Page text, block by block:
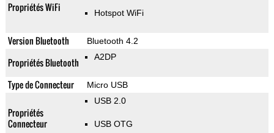
Propriétés WiFi Hotspot WiFi
Version Bluetooth Bluetooth 4.2
Propriétés Bluetooth A2DP
Type de Connecteur Micro USB
Propriétés
Connecteur
USB 2.0
USB OTG